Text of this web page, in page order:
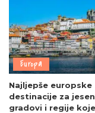
Europa
Najljepše europske
destinacije za
gradovi i regije